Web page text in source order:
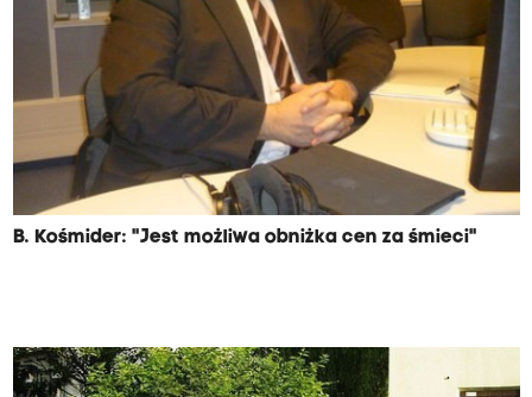
B. Kośmider: "Jest możliwa obniżka cen za śmieci"